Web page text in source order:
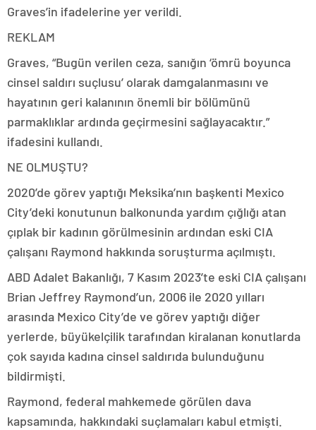
Graves’in ifadelerine yer verildi.
REKLAM
Graves, “Bugün verilen ceza, sanığın ‘ömrü boyunca
cinsel saldırı suçlusu’ olarak damgalanmasını ve
hayatının geri kalanının önemli bir bölümünü
parmaklıklar ardında geçirmesini sağlayacaktır.”
ifadesini kullandı.
NE OLMUŞTU?
2020’de görev yaptığı Meksika’nın başkenti Mexico
City’deki konutunun balkonunda yardım çığlığı atan
çıplak bir kadının görülmesinin ardından eski CIA
çalışanı Raymond hakkında soruşturma açılmıştı.
ABD Adalet Bakanlığı, 7 Kasım 2023’te eski CIA çalışanı
Brian Jeffrey Raymond’un, 2006 ile 2020 yılları
arasında Mexico City’de ve görev yaptığı diğer
yerlerde, büyükelçilik tarafından kiralanan konutlarda
çok sayıda kadına cinsel saldırıda bulunduğunu
bildirmişti.
Raymond, federal mahkemede görülen dava
kapsamında, hakkındaki suçlamaları kabul etmişti.